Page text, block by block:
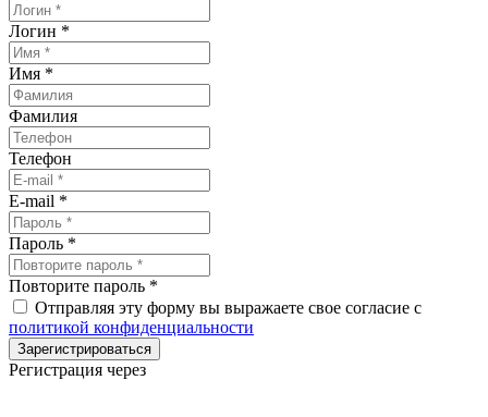
Логин *
Имя *
Фамилия
Телефон
E-mail *
Пароль *
Повторите пароль *
Отправляя эту форму вы выражаете свое согласие с
политикой конфиденциальности
Зарегистрироваться
Регистрация через